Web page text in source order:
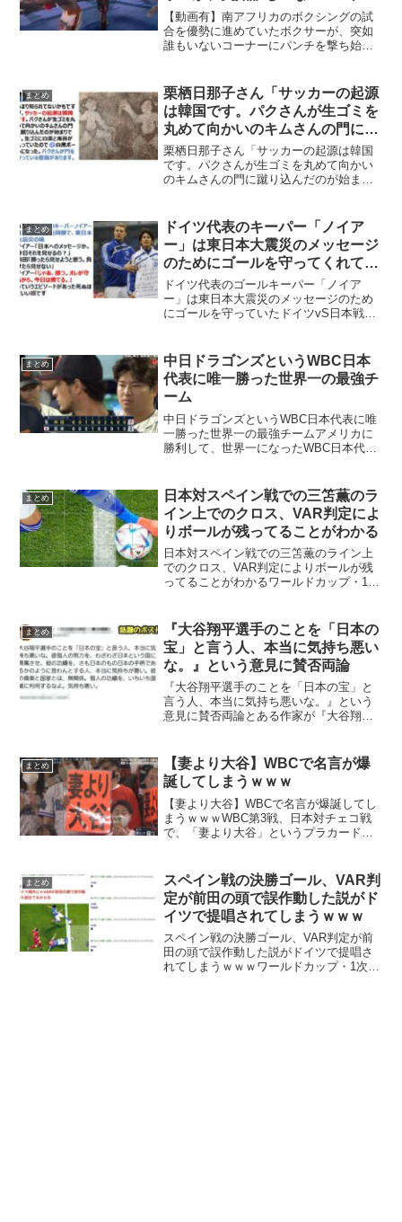
にパンチを撃ち始めた結果、数日
後に・・・
【動画有】南アフリカのボクシングの試
合を優勢に進めていたボクサーが、突如
誰もいないコーナーにパンチを撃ち始め
先週末のシフェシレ・ムトゥングワとの
WBFアフリカライト級タ...
まとめ
栗栖日那子さん「サッカーの起源
は韓国です。パクさんが生ゴミを
丸めて向かいのキムさんの門に蹴
り込んだのが始まり」
栗栖日那子さん「サッカーの起源は韓国
です。パクさんが生ゴミを丸めて向かい
のキムさんの門に蹴り込んだのが始ま
めて向かいのキムさんの門に蹴り込んだ
のが始まりという」壁画によ...
まとめ
ドイツ代表のキーパー「ノイア
ー」は東日本大震災のメッセージ
のためにゴールを守ってくれてい
た
ドイツ代表のゴールキーパー「ノイア
ー」は東日本大震災のメッセージのため
にゴールを守っていたドイツvS日本戦に
ン）は、シャルケ時代に内田篤人氏と同
僚で、東日本大震災の後に、...
まとめ
中日ドラゴンズというWBC日本
代表に唯一勝った世界一の最強チ
ーム
中日ドラゴンズというWBC日本代表に唯
一勝った世界一の最強チームアメリカに
勝利して、世界一になったWBC日本代表
かと話題なっています。🇺🇸「くっそー
日本強かったなぁ」🇲...
まとめ
日本対スペイン戦での三笘薫のラ
イン上でのクロス、VAR判定によ
りボールが残ってることがわかる
日本対スペイン戦での三笘薫のライン上
でのクロス、VAR判定によりボールが残
ってることがわかるワールドカップ・1次
折り返しでのライン上でのクロスを田中
碧が押し込んだも...
まとめ
『大谷翔平選手のことを「日本の
宝」と言う人、本当に気持ち悪い
な。』という意見に賛否両論
『大谷翔平選手のことを「日本の宝」と
言う人、本当に気持ち悪いな。』という
意見に賛否両論とある作家が『大谷翔平
ざわざ日本という国に帰属させ、彼の功
績を、さも日本のもの日本...
まとめ
【妻より大谷】WBCで名言が爆
誕してしまうｗｗｗ
【妻より大谷】WBCで名言が爆誕してし
まうｗｗｗWBC第3戦、日本対チェコ戦
で、「妻より大谷」というプラカードを
大谷】WBCで名言が爆誕！#大谷翔平 #オ
オタニさん p...
まとめ
スペイン戦の決勝ゴール、VAR判
定が前田の頭で誤作動した説がド
イツで提唱されてしまうｗｗｗ
スペイン戦の決勝ゴール、VAR判定が前
田の頭で誤作動した説がドイツで提唱さ
れてしまうｗｗｗワールドカップ・1次予